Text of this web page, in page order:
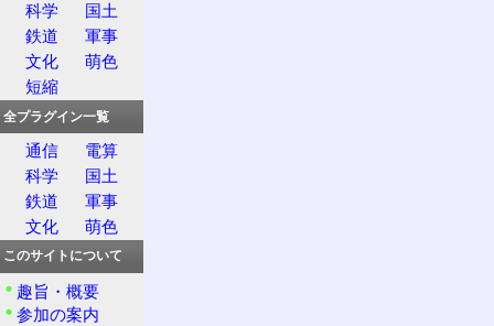
科学
国土
鉄道
軍事
文化
萌色
短縮
全プラグイン一覧
通信
電算
科学
国土
鉄道
軍事
文化
萌色
このサイトについて
趣旨・概要
参加の案内